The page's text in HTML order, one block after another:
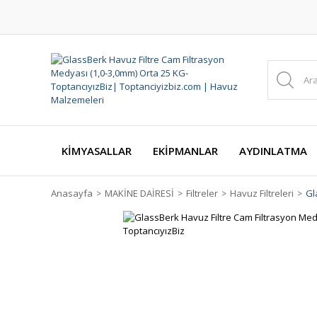
KİMYASALLAR EKİPMANLAR AYDINLATMA
Anasayfa MAKİNE DAİRESİ Filtreler Havuz Filtreleri